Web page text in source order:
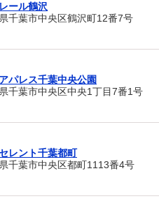
ール鶴沢
千葉市中央区鶴沢町12番7号
パレス千葉中央公園
千葉市中央区中央1丁目7番1号
レント千葉都町
千葉市中央区都町1113番4号